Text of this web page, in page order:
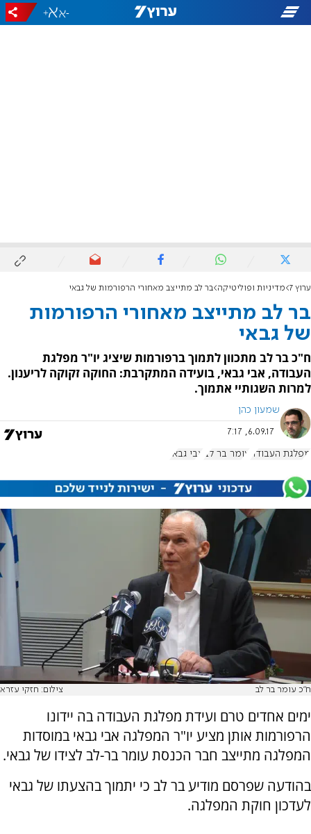
-
+
ערוץ 7 מדיניות ופוליטיקה בר לב מתייצב מאחורי הרפורמות של גבאי
בר לב מתייצב מאחורי הרפורמות
של גבאי
ח"כ בר לב מתכוון לתמוך ברפורמות שיציג יו"ר מפלגת
העבודה, אבי גבאי, בועידה המתקרבת: החוקה זקוקה לריענון.
למרות השגותיי אתמוך.
שמעון כהן
6.09.17, 7:17
מפלגת העבודה עומר בר לב אבי גבאי
ח"כ עומר בר לב צילום: חזקי עזרא
ימים אחדים טרם ועידת מפלגת העבודה בה יידונו
הרפורמות אותן מציע יו"ר המפלגה אבי גבאי במוסדות
המפלגה מתייצב חבר הכנסת עומר בר-לב לצידו של גבאי.
בהודעה שפרסם מודיע בר לב כי יתמוך בהצעתו של גבאי
לעדכון חוקת המפלגה.